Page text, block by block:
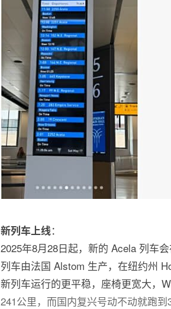
新列车上线：
2025年8月28日起，新的 Acela 列车
列车由法国 Alstom 生产，在纽约州
新列车运行的更平稳，座椅更宽大，
241公里，而国内复兴号动不动就跑到